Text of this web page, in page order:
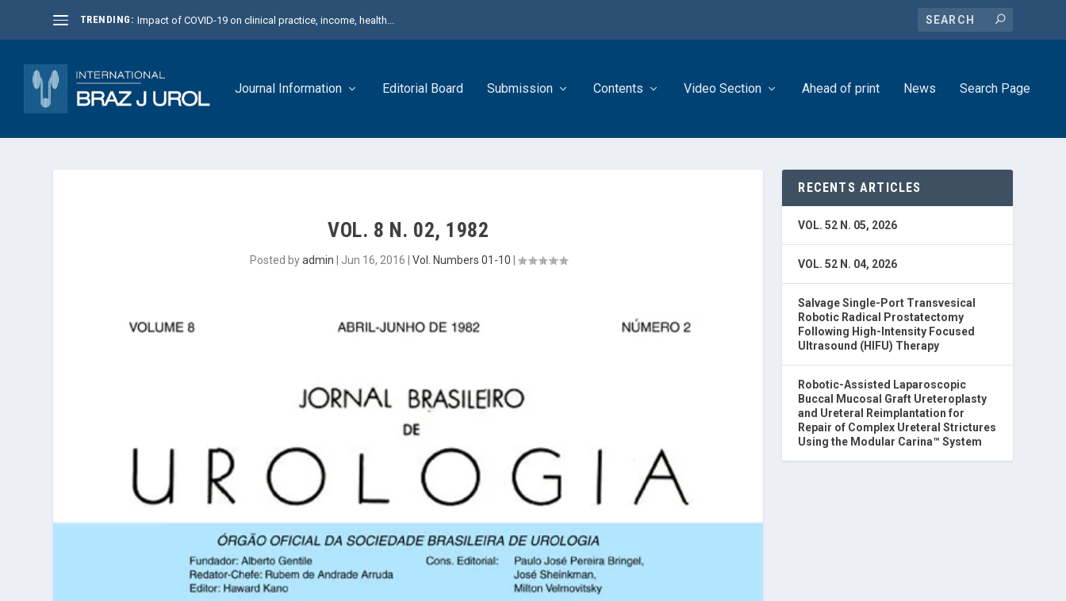
TRENDING: Impact of COVID-19 on clinical practice, income, health...
Journal Information Editorial Board Submission Contents Video Section Ahead of print News Search Page
VOL. 8 N. 02, 1982
Posted byadmin Jun 16, 2016 Vol. Numbers 01-10
RECENTS ARTICLES
VOL. 52 N. 05, 2026
VOL. 52 N. 04, 2026
Salvage Single-Port Transvesical
Robotic Radical Prostatectomy
Following High-Intensity Focused
Ultrasound (HIFU) Therapy
Robotic-Assisted Laparoscopic
Buccal Mucosal Graft Ureteroplasty
and Ureteral Reimplantation for
Repair of Complex Ureteral Strictures
Using the Modular Carina™ System